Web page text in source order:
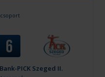
csoport
6
PICK Szeged II.